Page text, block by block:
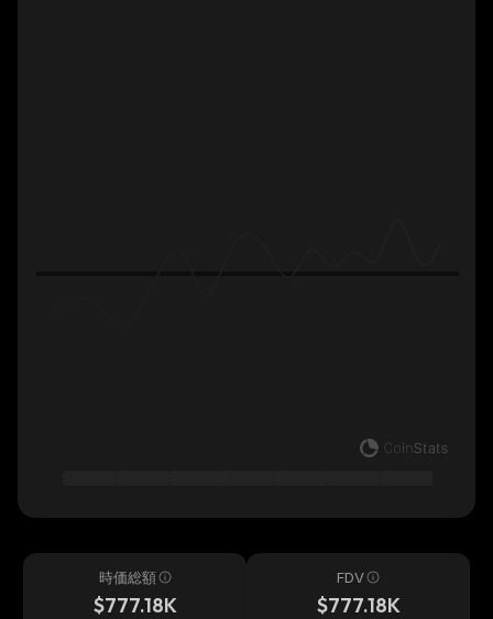
時価総額
$777.18K
FDV
$777.18K